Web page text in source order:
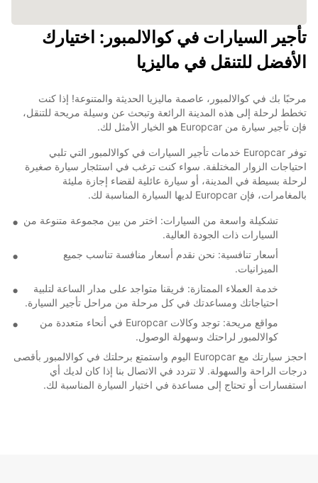
تأجير السيارات في كوالالمبور: اختيارك
الأفضل للتنقل في ماليزيا
مرحبًا بك في كوالالمبور، عاصمة ماليزيا الحديثة والمتنوعة! إذا كنت
تخطط لرحلة إلى هذه المدينة الرائعة وتبحث عن وسيلة مريحة للتنقل،
فإن تأجير سيارة من Europcar هو الخيار الأمثل لك.
توفر Europcar خدمات تأجير السيارات في كوالالمبور التي تلبي
احتياجات الزوار المختلفة. سواء كنت ترغب في استئجار سيارة صغيرة
لرحلة بسيطة في المدينة، أو سيارة عائلية لقضاء إجازة مليئة
بالمغامرات، فإن Europcar لديها السيارة المناسبة لك.
تشكيلة واسعة من السيارات: اختر من بين مجموعة متنوعة من
السيارات ذات الجودة العالية.
أسعار تنافسية: نحن نقدم أسعار منافسة تناسب جميع
الميزانيات.
خدمة العملاء الممتازة: فريقنا متواجد على مدار الساعة لتلبية
احتياجاتك ومساعدتك في كل مرحلة من مراحل تأجير السيارة.
مواقع مريحة: توجد وكالات Europcar في أنحاء متعددة من
كوالالمبور لراحتك وسهولة الوصول.
احجز سيارتك مع Europcar اليوم واستمتع برحلتك في كوالالمبور بأقصى
درجات الراحة والسهولة. لا تتردد في الاتصال بنا إذا كان لديك أي
استفسارات أو تحتاج إلى مساعدة في اختيار السيارة المناسبة لك.